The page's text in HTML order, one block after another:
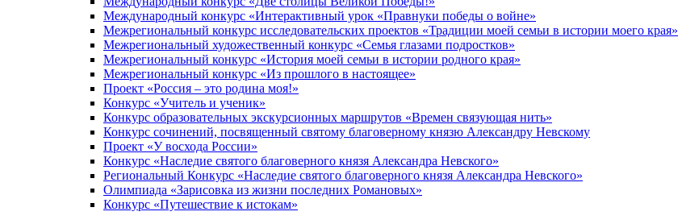
Международный конкурс «Интерактивный урок «Правнуки победы о войне»
Межрегиональный конкурс исследовательских проектов «Традиции моей семьи в истории моего края»
Межрегиональный художественный конкурс «Семья глазами подростков»
Межрегиональный конкурс «История моей семьи в истории родного края»
Межрегиональный конкурс «Из прошлого в настоящее»
Проект «Россия – это родина моя!»
Конкурс «Учитель и ученик»
Конкурс образовательных экскурсионных маршрутов «Времен связующая нить»
Конкурс сочинений, посвященный святому благоверному князю Александру Невскому
Проект «У восхода России»
Конкурс «Наследие святого благоверного князя Александра Невского»
Региональный Конкурс «Наследие святого благоверного князя Александра Невского»
Олимпиада «Зарисовка из жизни последних Романовых»
Конкурс «Путешествие к истокам»